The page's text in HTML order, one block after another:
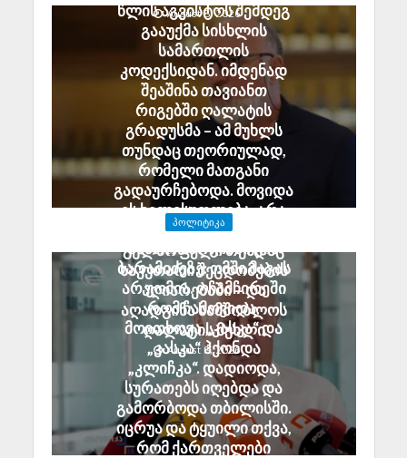
August 8, 2026
წლის აგვისტოს შემდეგ
გააუქმა სისხლის
სამართლის
კოდექსიდან. იმდენად
შეაშინა თავიანთ
რიგებში ღალატის
გრადუსმა – ამ მუხლს
თუნდაც თეორიულად,
რომელი მათგანი
გადაურჩებოდა. მოვიდა
ეს ხელისუფლება, არა
უშეცდომო, მაგრამ
გულწრფელი თუნდაც
საკუთარი შეცდომების
აღიარებაში – და
აღადგინა სამშობლოს
ღალატის მუხლი
August 8, 2026
ᲞᲝᲚᲘᲢᲘᲙᲐ
ანზორ მარგიანი გია
ბარამიძეზე: ომში მაგას
არ უომია. ოჩამჩირეში
რომ ჩამოვიდა,
მოითხოვა „კასკა“ და
„კასკა“ ჰქონდა
„კლიჩკა“. დადიოდა,
სურათებს იღებდა და
გამორბოდა თბილისში.
იცრუა და ტყუილი თქვა,
რომ ქართველები